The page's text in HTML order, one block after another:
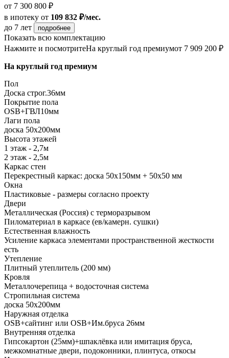
от 7 300 800 ₽
в ипотеку от 109 832 ₽/мес.
до 7 лет
подробнее
Показать всю комплектацию
Нажмите и посмотритеНа круглый год премиумот 7 909 200 ₽
На круглый год премиум
Пол
Доска строг.36мм
Покрытие пола
ОSB+ГВЛ10мм
Лаги пола
доска 50х200мм
Высота этажей
1 этаж - 2,7м
2 этаж - 2,5м
Каркас стен
Перекрестный каркас: доска 50х150мм + 50х50 мм
Окна
Пластиковые - размеры согласно проекту
Двери
Металлическая (Россия) с терморазрывом
Пиломатериал в каркасе (ев/камерн. сушки)
Естественная влажность
Усиление каркаса элементами пространственной жесткости
есть
Утепление
Плитный утеплитель (200 мм)
Кровля
Металлочерепица + водосточная система
Стропильная система
доска 50х200мм
Наружная отделка
OSB+сайтинг или OSB+Им.бруса 26мм
Внутренняя отделка
Гипсокартон (25мм)+шпаклёвка или имитация бруса,
межкомнатные двери, подоконники, плинтуса, откосы